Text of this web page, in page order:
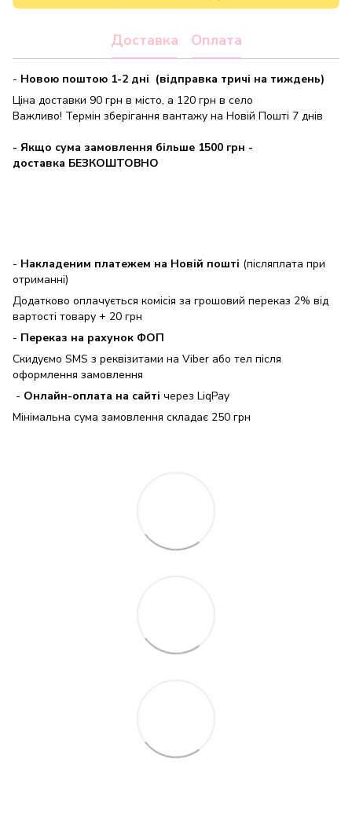
Доставка Оплата
- Новою поштою 1-2 дні (відправка тричі на тиждень)
Ціна доставки 90 грн в місто, а 120 грн в село
Важливо! Термін зберігання вантажу на Новій Пошті 7 днів
- Якщо сума замовлення більше 1500 грн -
доставка БЕЗКОШТОВНО
- Накладеним платежем на Новій пошті (післяплата при
отриманні)
Додатково оплачується комісія за грошовий переказ 2% від
вартості товару + 20 грн
- Переказ на рахунок ФОП
Скидуємо SMS з реквізитами на Viber або тел після
оформлення замовлення
- Онлайн-оплата на сайті через LiqPay
Мінімальна сума замовлення складає 250 грн